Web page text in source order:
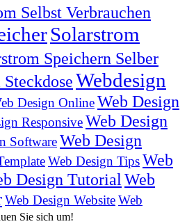
Selbst Verbrauchen
Solarstrom
Speichern Selber
Webdesign
Design OnlineWeb Design
ResponsiveWeb Design
SoftwareWeb Design
Web Design TipsWeb
Design Tutorial Web
Web Design WebsiteWeb
Sie sich um!